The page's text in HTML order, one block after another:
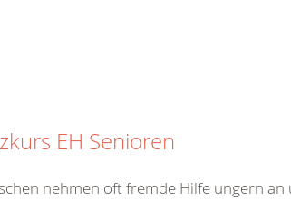
EH Senioren
nehmen oft fremde Hilfe ungern